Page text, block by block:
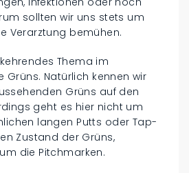
sollten wir uns stets um
Verarztung bemühen.
Thema im
Grüns. Natürlich kennen wir
Grüns auf den
geht es hier nicht um
langen Putts oder Tap-
Zustand der Grüns,
die Pitchmarken.